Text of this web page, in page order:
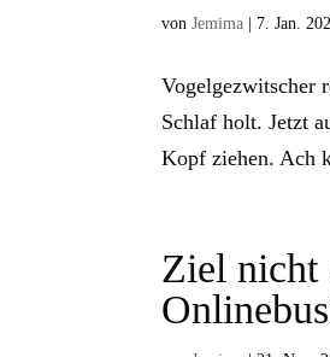
vonJemima 7. Jan.
Vogelgezwitscher
Schlaf holt. Jetzt
Kopf ziehen. Ach
Ziel nicht